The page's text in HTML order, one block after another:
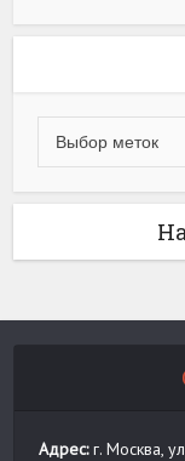
Адрес:г. Москва,